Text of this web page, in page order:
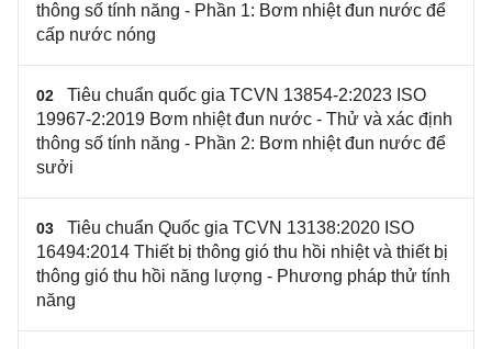
thông số tính năng - Phần 1: Bơm nhiệt đun nước để
cấp nước nóng
02
Tiêu chuẩn quốc gia TCVN 13854-2:2023 ISO
19967-2:2019 Bơm nhiệt đun nước - Thử và xác định
thông số tính năng - Phần 2: Bơm nhiệt đun nước để
sưởi
03
Tiêu chuẩn Quốc gia TCVN 13138:2020 ISO
16494:2014 Thiết bị thông gió thu hồi nhiệt và thiết bị
thông gió thu hồi năng lượng - Phương pháp thử tính
năng